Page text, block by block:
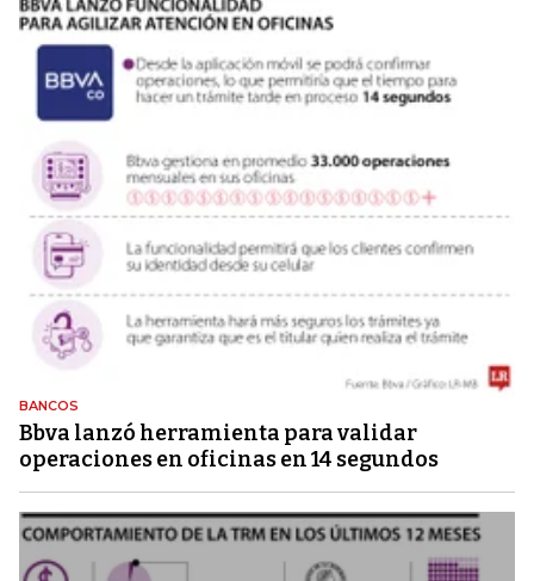
BANCOS
Bbva lanzó herramienta para validar
operaciones en oficinas en 14 segundos